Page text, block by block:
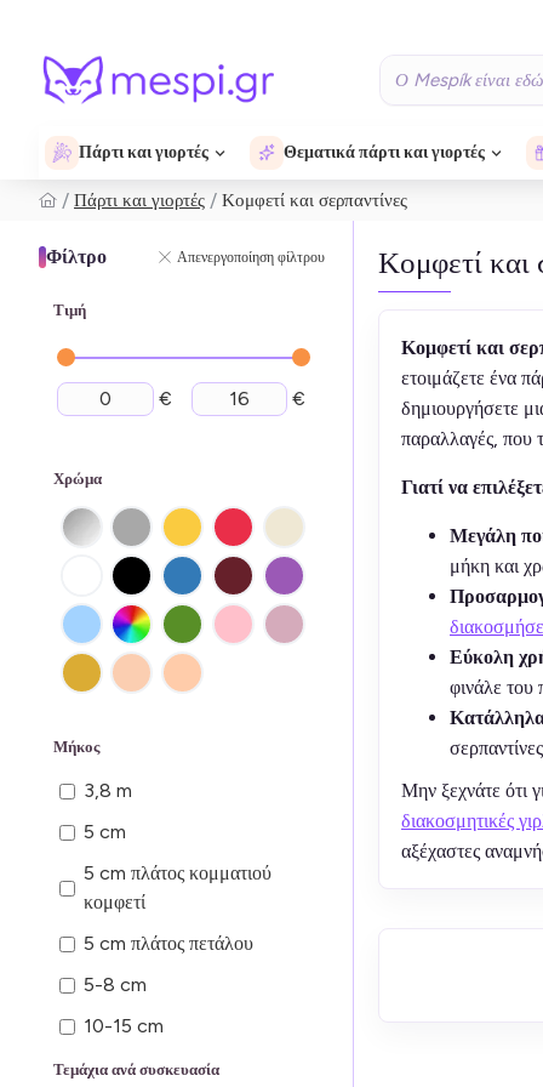
Πάρτι και γιορτές Θεματικά πάρτι και γιορτές
Πάρτι και γιορτές Κομφετί και σερπαντίνες
Φίλτρο Απενεργοποίηση φίλτρου
Τιμή
€ €
Μήκος
3,8 m
5 cm
5 cm πλάτος κομματιού
κομφετί
5 cm πλάτος πετάλου
5-8 cm
10-15 cm
11,5 cm
Τεμάχια ανά συσκευασία
Χρώμα
Κομφετί και
Κομφετί και
ετοιμάζετε ένα
δημιουργήσετε
παραλλαγές, που
Γιατί να
Μεγάλη
μήκη και
Εύκολη
φινάλε του
Κατάλληλα
Μην ξεχνάτε ότι
διακοσμητικές
αξέχαστες